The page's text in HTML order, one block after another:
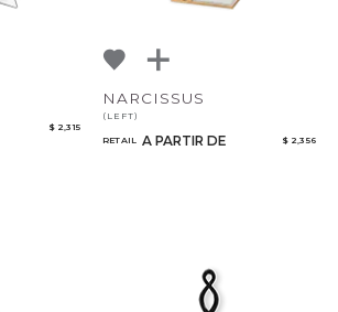
$ 2,315
NARCISSUS
(LEFT)
RETAIL A PARTIR DE $ 2,356